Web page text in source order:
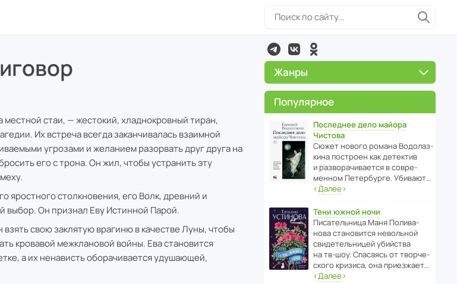
местной стаи, — жестокий, хладнокровный тиран,
Их встреча всегда заканчивалась взаимной
угрозами и желанием разорвать друг друга на
его с трона. Он жил, чтобы устранить эту
яростного столкновения, его Волк, древний и
выбор. Он признал Еву Истинной Парой.
свою заклятую врагиню в качестве Луны, чтобы
кровавой межклановой войны. Ева становится
а их ненависть оборачивается удушающей,
Жанры
Популярное
Последнее дело майора
Чистова
Сюжет нового романа Водо­ла­з­
кина пост­роен как дете­ктив
и разво­ра­чи­ва­ется в совре­
менном Пете­р­бурге. Убивают…
‹Далее›
Тени южной ночи
Писа­тель­ница Маня Поли­ва­
нова стано­вится невольной
свиде­тель­ницей убийства
на тв-шоу. Спасаясь от твор­че­
с­кого кризиса, она приезжает…
‹Далее›